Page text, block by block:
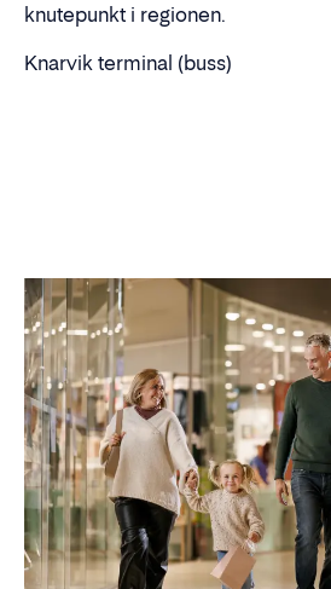
knutepunkt i regionen.
Knarvik terminal (buss)